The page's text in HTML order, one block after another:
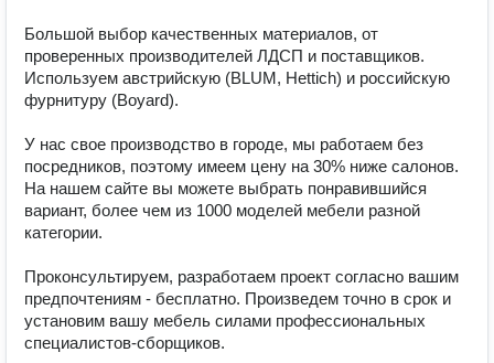
Большой выбор качественных материалов, от
проверенных производителей ЛДСП и поставщиков.
Используем австрийскую (BLUM, Hettich) и российскую
фурнитуру (Boyard).
У нас свое производство в городе, мы работаем без
посредников, поэтому имеем цену на 30% ниже салонов.
На нашем сайте вы можете выбрать понравившийся
вариант, более чем из 1000 моделей мебели разной
категории.
Проконсультируем, разработаем проект согласно вашим
предпочтениям - бесплатно. Произведем точно в срок и
установим вашу мебель силами профессиональных